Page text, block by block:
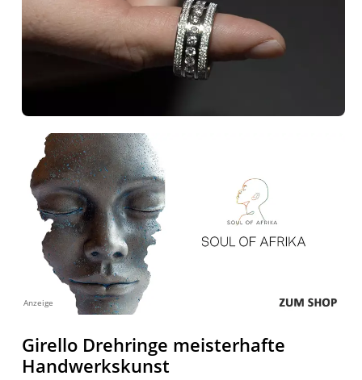
Anzeige
Girello Drehringe meisterhafte
Handwerkskunst